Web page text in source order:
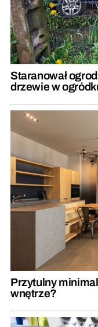
Staranował
drzewie w
Przytulny
wnętrze?